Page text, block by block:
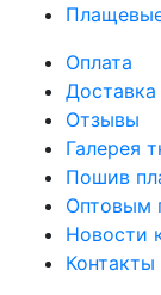
Плащевые
Оплата
Доставка
Отзывы
Галерея
Пошив
Оптовым
Новости
Контакты